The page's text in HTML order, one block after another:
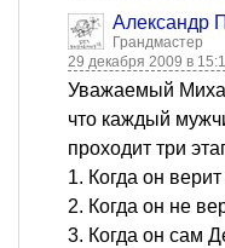
Александр
Грандмастер
29 декабря 2009 в
Уважаемый
что каждый
проходит три
1. Когда он
2. Когда он не
3. Когда он сам